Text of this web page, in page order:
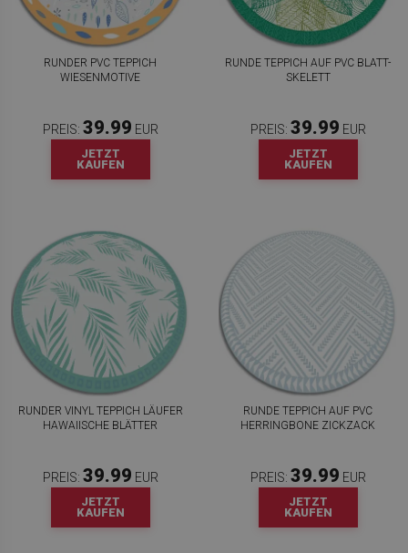
RUNDER PVC TEPPICH
WIESENMOTIVE
PREIS: 39.99 EUR
JETZT
KAUFEN
RUNDE TEPPICH AUF PVC BLATT-
SKELETT
PREIS: 39.99 EUR
JETZT
KAUFEN
RUNDER VINYL TEPPICH LÄUFER
HAWAIISCHE BLÄTTER
PREIS: 39.99 EUR
JETZT
KAUFEN
RUNDE TEPPICH AUF PVC
HERRINGBONE ZICKZACK
PREIS: 39.99 EUR
JETZT
KAUFEN